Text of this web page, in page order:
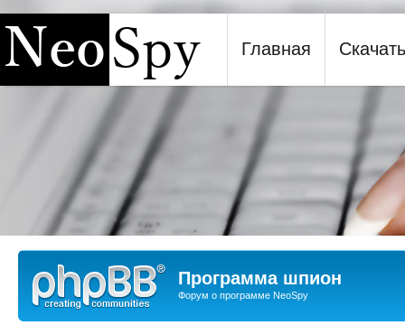
Программа шпион NeoSpy
Главная Скачать
Программа шпион
Форум о программе NeoSpy